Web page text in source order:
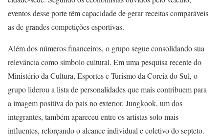
eventos desse porte têm capacidade de gerar receitas comparáveis
as de grandes competições esportivas.
Além dos números financeiros, o grupo segue consolidando sua
relevância como símbolo cultural. Em uma pesquisa recente do
Ministério da Cultura, Esportes e Turismo da Coreia do Sul, o
grupo liderou a lista de personalidades que mais contribuem para
a imagem positiva do país no exterior. Jungkook, um dos
integrantes, também apareceu entre os artistas solo mais
influentes, reforçando o alcance individual e coletivo do septeto.